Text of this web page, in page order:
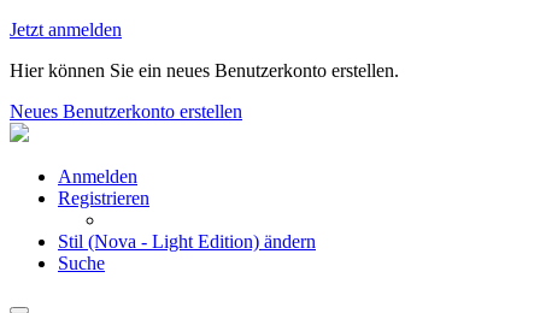
Jetzt anmelden
Hier können Sie ein neues Benutzerkonto erstellen.
Neues Benutzerkonto erstellen
Anmelden
Registrieren
Stil (Nova - Light Edition) ändern
Suche